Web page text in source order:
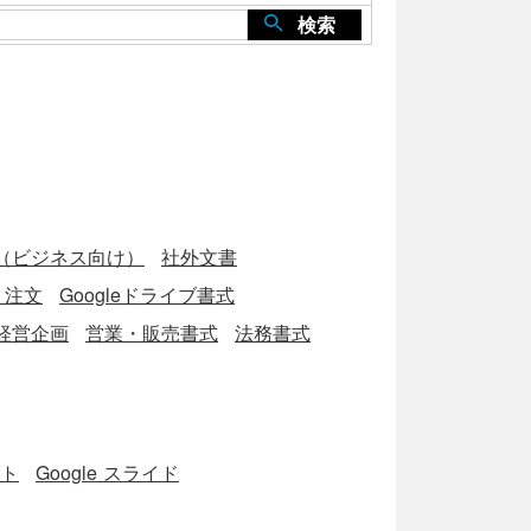
検索
ビジネス向け）
社外文書
文
Googleドライブ書式
営企画 営業・販売書式
法務書式
Google スライド